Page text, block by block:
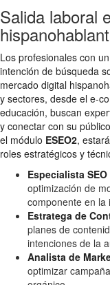
Salida laboral
Los profesionales con
intención de búsqueda
mercado digital
y sectores, desde el e-
educación, buscan
y conectar con su
el módulo ESEO2,
roles estratégicos y
Especialista
optimización de
componente en la
Estratega de
planes de
intenciones de la
Analista de
optimizar